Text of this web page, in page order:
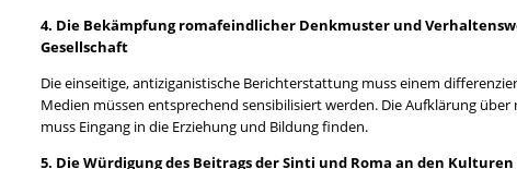
4. Die Bekämpfung romafeindlicher Denkmuster und
Gesellschaft
Die einseitige, antiziganistische Berichterstattung muss einem
Medien müssen entsprechend sensibilisiert werden. Die Aufklärung
muss Eingang in die Erziehung und Bildung finden.
5. Die Würdigung des Beitrags der Sinti und Roma an den Kulturen